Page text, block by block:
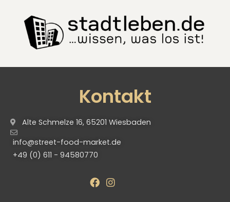
Kontakt
Alte Schmelze 16, 65201 Wiesbaden
info@street-food-market.de
+49 (0) 611 - 94580770